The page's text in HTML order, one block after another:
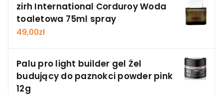
zirh International Corduroy Woda
toaletowa 75ml spray
49,00zł
Palu pro light builder gel Żel
budujący do paznokci powder pink
12g